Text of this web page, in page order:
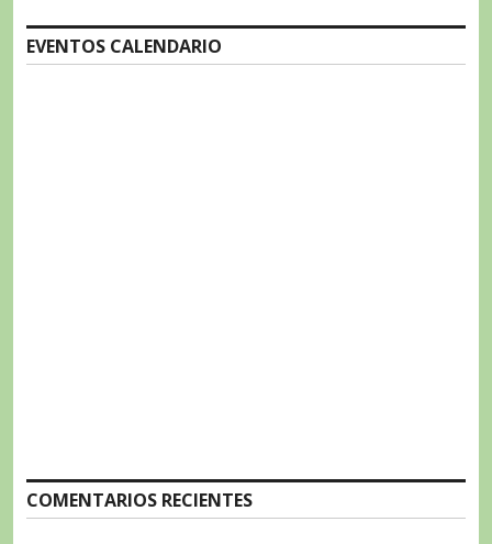
EVENTOS CALENDARIO
COMENTARIOS RECIENTES